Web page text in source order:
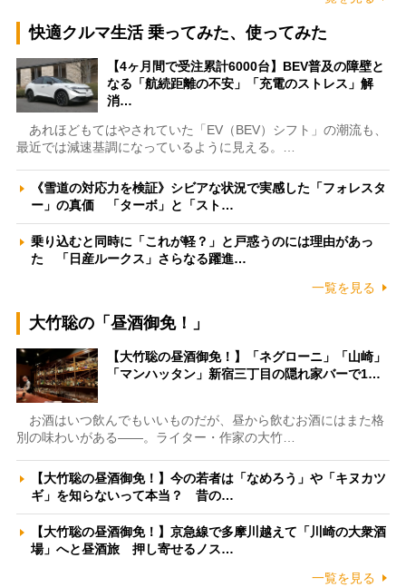
快適クルマ生活 乗ってみた、使ってみた
【4ヶ月間で受注累計6000台】BEV普及の障壁と
なる「航続距離の不安」「充電のストレス」解
消…
あれほどもてはやされていた「EV（BEV）シフト」の潮流も、
最近では減速基調になっているように見える。…
《雪道の対応力を検証》シビアな状況で実感した「フォレスタ
ー」の真価 「ターボ」と「スト…
乗り込むと同時に「これが軽？」と戸惑うのには理由があっ
た 「日産ルークス」さらなる躍進…
一覧を見る
大竹聡の「昼酒御免！」
【大竹聡の昼酒御免！】「ネグローニ」「山崎」
「マンハッタン」新宿三丁目の隠れ家バーで1…
お酒はいつ飲んでもいいものだが、昼から飲むお酒にはまた格
別の味わいがある――。ライター・作家の大竹…
【大竹聡の昼酒御免！】今の若者は「なめろう」や「キヌカツ
ギ」を知らないって本当？ 昔の…
【大竹聡の昼酒御免！】京急線で多摩川越えて「川崎の大衆酒
場」へと昼酒旅 押し寄せるノス…
一覧を見る